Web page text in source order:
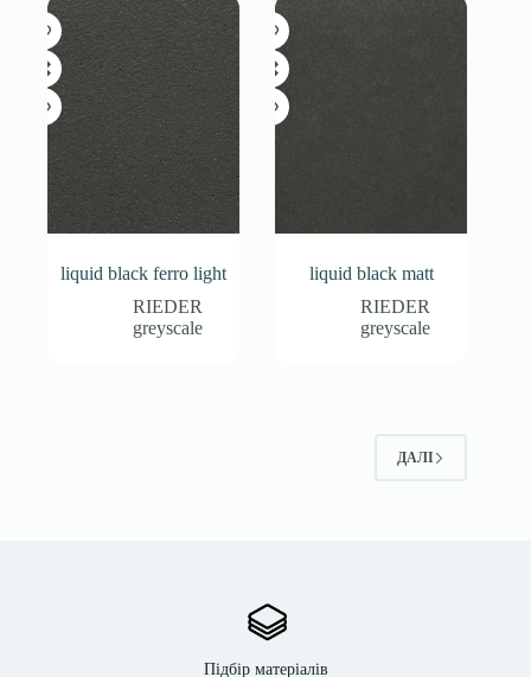
liquid black ferro light
RIEDER
greyscale
liquid black matt
RIEDER
greyscale
ДАЛІ
Підбір матеріалів